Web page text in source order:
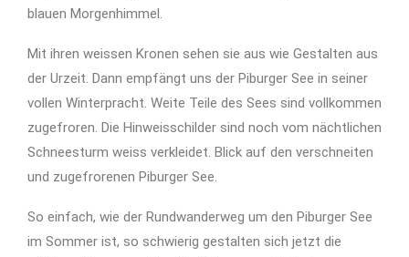
blauen Morgenhimmel.
Mit ihren weissen Kronen sehen sie aus wie Gestalten aus
der Urzeit. Dann empfängt uns der Piburger See in seiner
vollen Winterpracht. Weite Teile des Sees sind vollkommen
zugefroren. Die Hinweisschilder sind noch vom nächtlichen
Schneesturm weiss verkleidet. Blick auf den verschneiten
und zugefrorenen Piburger See.
So einfach, wie der Rundwanderweg um den Piburger See
im Sommer ist, so schwierig gestalten sich jetzt die